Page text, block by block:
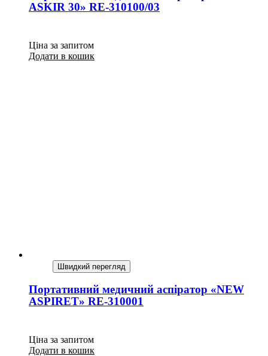
ASKIR 30» RE-310100/03
Ціна за запитом
Додати в кошик
Швидкий перегляд
Портативний медичний аспіратор «NEW
ASPIRET» RE-310001
Ціна за запитом
Додати в кошик